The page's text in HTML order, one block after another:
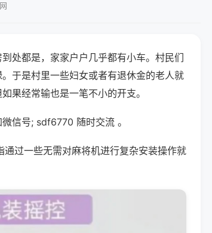
处都是，家家户户几乎都有小车。村民们
于是村里一些妇女或者有退休金的老人就
果经常输也是一笔不小的开支。
信号; sdf6770 随时交流 。
过一些无需对麻将机进行复杂安装操作就